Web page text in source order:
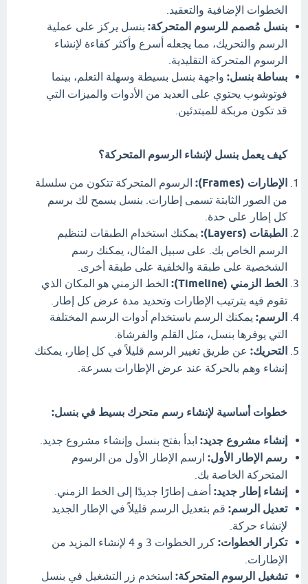
الخطوات الإضافية والتعقيد.
بنسل مُصمم للرسوم المتحركة: بنسل يركز على عملية
الرسم والتحريك، مما يجعله أسرع وأكثر كفاءة لإنشاء
الرسوم المتحركة التقليدية.
بساطة بنسل: واجهة بنسل بسيطة وسهلة التعلم، بينما
فوتوشوب يحتوي على العديد من الأدوات والميزات التي
قد تكون مربكة للمبتدئين.
كيف يعمل بنسل لإنشاء الرسوم المتحركة؟
الإطارات (Frames):
الرسوم المتحركة تتكون من سلسلة
من الصور الثابتة تسمى إطارات. بنسل يسمح لك برسم
كل إطار على حدة.
الطبقات (Layers):
يمكنك استخدام الطبقات لتنظيم
الرسم الخاص بك. على سبيل المثال، يمكنك رسم
الشخصية على طبقة والخلفية على طبقة أخرى.
الخط الزمني (Timeline):
الخط الزمني هو المكان الذي
تقوم فيه بترتيب الإطارات وتحديد مدة عرض كل إطار.
الرسم: يمكنك الرسم باستخدام أدوات الرسم المختلفة
التي يوفرها بنسل، مثل القلم والفرشاة.
التحريك: عن طريق تغيير الرسم قليلاً في كل إطار، يمكنك
إنشاء وهم بالحركة عند عرض الإطارات بسرعة.
خطوات أساسية لإنشاء رسم متحرك بسيط في بنسل:
إنشاء مشروع جديد: ابدأ بفتح بنسل وإنشاء مشروع جديد.
رسم الإطار الأول: ارسم الإطار الأول من الرسوم
المتحركة الخاصة بك.
إنشاء إطار جديد: أضف إطارًا جديدًا إلى الخط الزمني.
تعديل الرسم: قم بتعديل الرسم قليلاً في الإطار الجديد
لإنشاء حركة.
تكرار الخطوات:
كرر الخطوات 3 و 4 لإنشاء المزيد من
الإطارات.
تشغيل الرسوم المتحركة: استخدم زر التشغيل في بنسل